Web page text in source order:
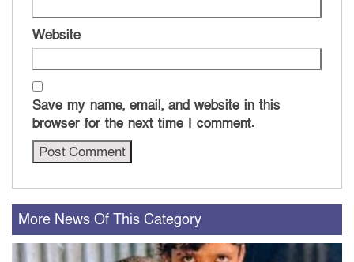
Website
Save my name, email, and website in this
browser for the next time I comment.
More News Of This Category